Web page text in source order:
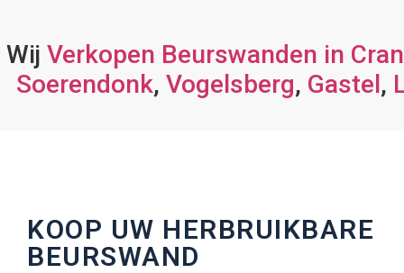
Wij Verkopen Beurswanden in
Soerendonk, Vogelsberg, Gastel,
KOOP UW HERBRUIKBARE
BEURSWAND